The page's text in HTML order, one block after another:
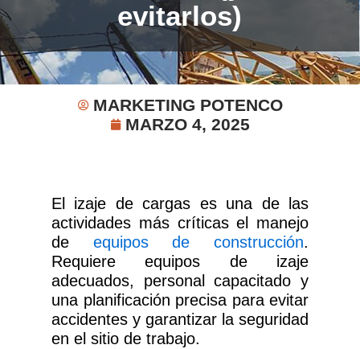
evitarlos)
MARKETING POTENCO
MARZO 4, 2025
El izaje de cargas es una de las
actividades más críticas el manejo
de equipos de construcción.
Requiere equipos de izaje
adecuados, personal capacitado y
una planificación precisa para evitar
accidentes y garantizar la seguridad
en el sitio de trabajo.